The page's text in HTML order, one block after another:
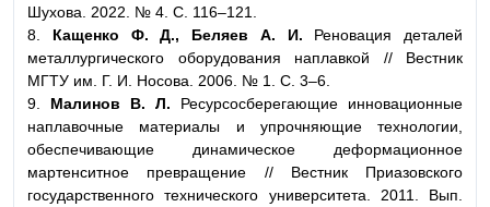
Шухова. 2022. № 4. С. 116–121.
8. Кащенко Ф. Д., Беляев А. И. Реновация деталей
металлургического оборудования наплавкой // Вестник
МГТУ им. Г. И. Носова. 2006. № 1. С. 3–6.
9. Малинов В. Л. Ресурсосберегающие инновационные
наплавочные материалы и упрочняющие технологии,
обеспечивающие динамическое деформационное
мартенситное превращение // Вестник Приазовского
государственного технического университета. 2011. Вып.